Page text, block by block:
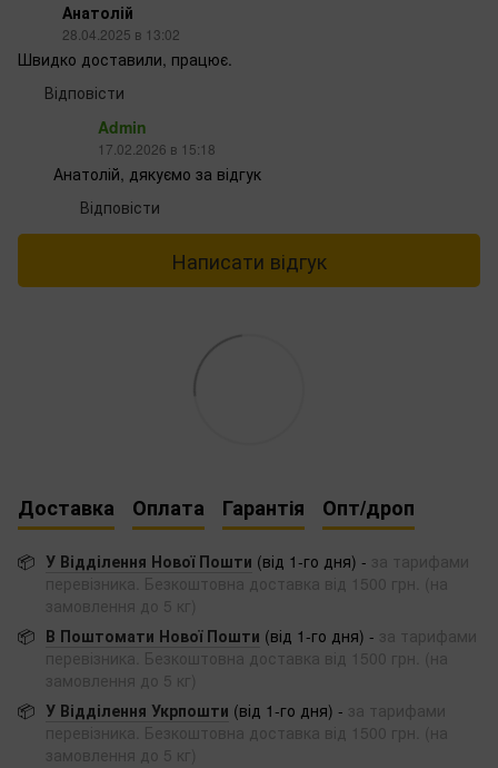
Анатолій
28.04.2025 в 13:02
Швидко доставили, працює.
Відповісти
Admin
17.02.2026 в 15:18
Анатолій, дякуємо за відгук
Відповісти
Написати відгук
Доставка Оплата Гарантія Опт/дроп
📦 У Відділення Нової Пошти (від 1-го дня) - за тарифами
перевізника. Безкоштовна доставка від 1500 грн. (на
замовлення до 5 кг)
📦 В Поштомати Нової Пошти (від 1-го дня) - за тарифами
перевізника. Безкоштовна доставка від 1500 грн. (на
замовлення до 5 кг)
📦 У Відділення Укрпошти (від 1-го дня) - за тарифами
перевізника. Безкоштовна доставка від 1500 грн. (на
замовлення до 5 кг)